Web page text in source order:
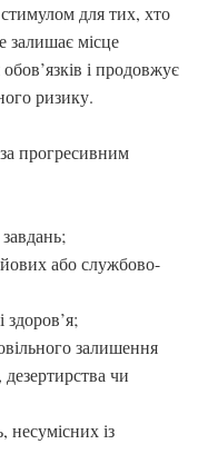
для тих, хто
залишає місце
і продовжує
ризику.
прогресивним
або службово-
залишення
чи
несумісних із